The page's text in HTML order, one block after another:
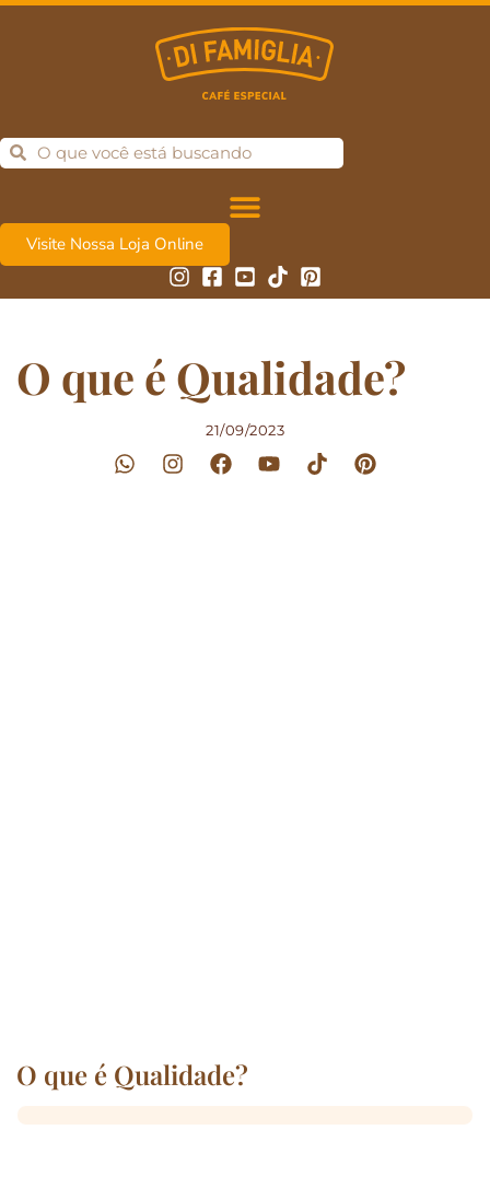
Visite Nossa Loja Online
O que é Qualidade?
21/09/2023
O que é Qualidade?